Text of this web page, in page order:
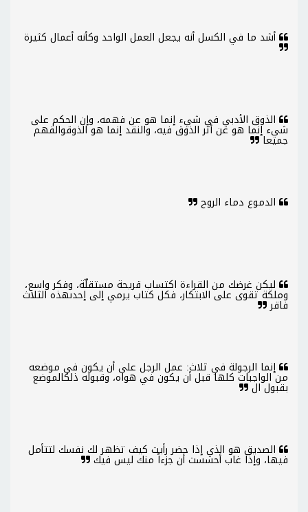
أشد ما في الكسل أنه يجعل العمل الواحد وكأنه أعمال كثيرة
الذوق الأدبي في شيء إنما هو عن فهمه، وإن الحكم على
شيء إنما هو عن أثر الذوق فيه، والنقد إنما هو الذوقوالفهم
جميعا
الدموع دماء الروح
ليكن غرضك من القراءة اكتساب قريحة مستقلّة، وفكر واسع،
وملكة تقوى على الابتكار، فكل كتاب يرمي إلى إحدىهذه الثلاث
فاقر
إنما الرجولة في ثلاث: عمل الرجل على أن يكون في موضعه
من الواجبات كلها قبل أن يكون في هواه، وقبوله ذلكالموضع
بقبول ال
الصديق هو الذي إذا حضر رأيت كيف تظهر لك نفسك لتتأمل
فيها، وإذا غاب أحسست أن جزءاً منك ليس فيك